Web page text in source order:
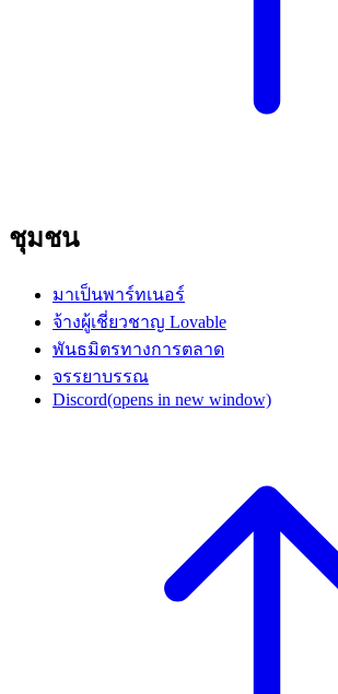
ชุมชน
มาเป็นพาร์ทเนอร์
จ้างผู้เชี่ยวชาญ Lovable
พันธมิตรทางการตลาด
จรรยาบรรณ
Discord(opens in new window)